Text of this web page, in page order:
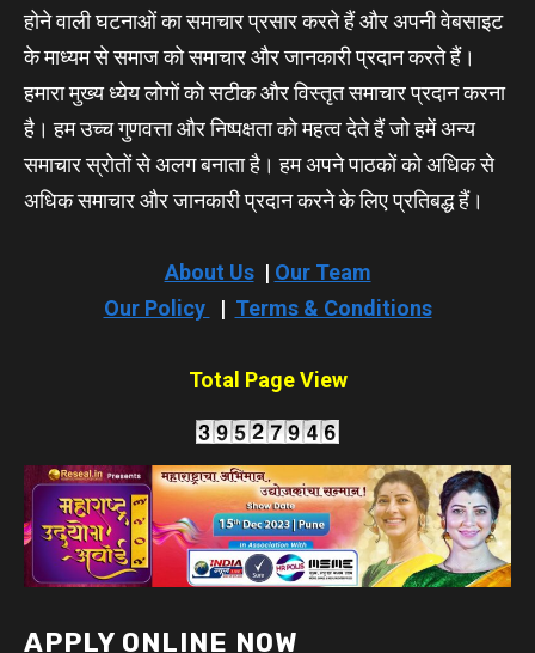
होने वाली घटनाओं का समाचार प्रसार करते हैं और अपनी वेबसाइट
के माध्यम से समाज को समाचार और जानकारी प्रदान करते हैं।
हमारा मुख्य ध्येय लोगों को सटीक और विस्तृत समाचार प्रदान करना
है। हम उच्च गुणवत्ता और निष्पक्षता को महत्व देते हैं जो हमें अन्य
समाचार स्रोतों से अलग बनाता है। हम अपने पाठकों को अधिक से
अधिक समाचार और जानकारी प्रदान करने के लिए प्रतिबद्ध हैं।
About Us| Our Team
Our Policy
| Terms & Conditions
Total Page View
APPLY ONLINE NOW